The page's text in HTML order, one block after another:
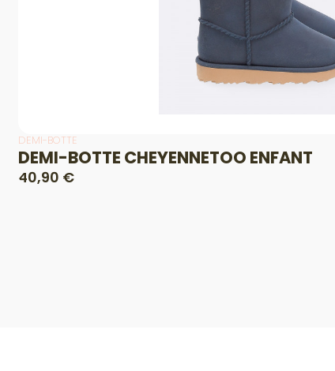
DEMI-BOTTE
DEMI-BOTTE CHEYENNETOO ENFANT
40,90 €